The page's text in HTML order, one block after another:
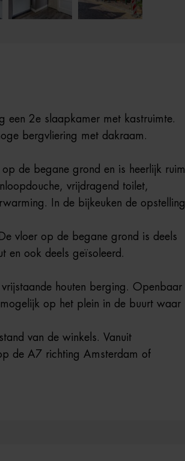
een 2e slaapkamer met kastruimte.
bergvliering met dakraam.
de begane grond en is heerlijk ruim
vrijdragend toilet,
In de bijkeuken de opstelling
vloer op de begane grond is deels
en ook deels geïsoleerd.
houten berging. Openbaar
op het plein in de buurt waar
van de winkels. Vanuit
de A7 richting Amsterdam of